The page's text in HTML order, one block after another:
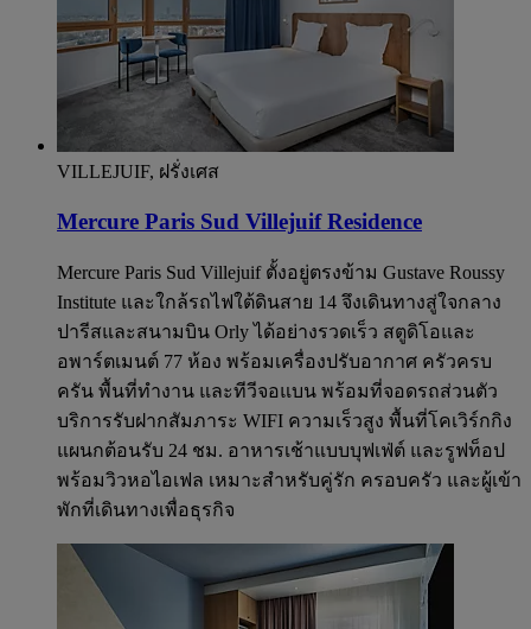
VILLEJUIF, ฝรั่งเศส
Mercure Paris Sud Villejuif Residence
Mercure Paris Sud Villejuif ตั้งอยู่ตรงข้าม Gustave Roussy
Institute และใกล้รถไฟใต้ดินสาย 14 จึงเดินทางสู่ใจกลาง
ปารีสและสนามบิน Orly ได้อย่างรวดเร็ว สตูดิโอและ
อพาร์ตเมนต์ 77 ห้อง พร้อมเครื่องปรับอากาศ ครัวครบ
ครัน พื้นที่ทำงาน และทีวีจอแบน พร้อมที่จอดรถส่วนตัว
บริการรับฝากสัมภาระ WIFI ความเร็วสูง พื้นที่โคเวิร์กกิง
แผนกต้อนรับ 24 ชม. อาหารเช้าแบบบุฟเฟ่ต์ และรูฟท็อป
พร้อมวิวหอไอเฟล เหมาะสำหรับคู่รัก ครอบครัว และผู้เข้า
พักที่เดินทางเพื่อธุรกิจ